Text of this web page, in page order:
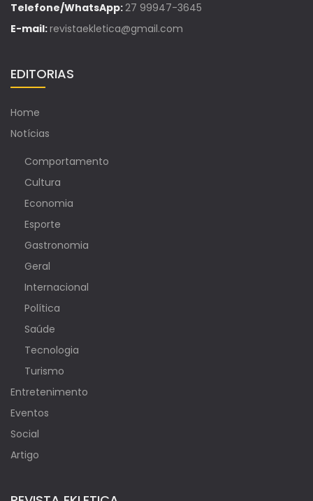
Telefone/WhatsApp:27 99947-3645
E-mail:revistaekletica@gmail.com
EDITORIAS
Home
Notícias
Comportamento
Cultura
Economia
Esporte
Gastronomia
Geral
Internacional
Política
Saúde
Tecnologia
Turismo
Entretenimento
Eventos
Social
Artigo